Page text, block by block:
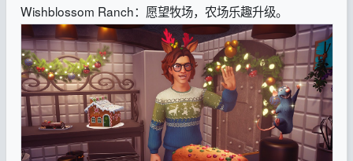
Wishblossom Ranch：愿望牧场，农场乐趣升级。